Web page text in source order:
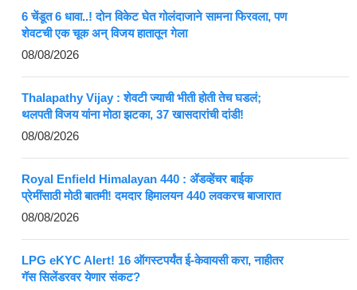
6 चेंडूत 6 धावा..! दोन विकेट घेत गोलंदाजाने सामना फिरवला, पण
शेवटची एक चूक अन् विजय हातातून गेला
08/08/2026
Thalapathy Vijay : शेवटी ज्याची भीती होती तेच घडलं;
थलपती विजय यांना मोठा झटका, 37 खासदारांची दांडी!
08/08/2026
Royal Enfield Himalayan 440 : ॲडव्हेंचर बाईक
प्रेमींसाठी मोठी बातमी! दमदार हिमालयन 440 लवकरच बाजारात
08/08/2026
LPG eKYC Alert! 16 ऑगस्टपर्यंत ई-केवायसी करा, नाहीतर
गॅस सिलेंडरवर येणार संकट?